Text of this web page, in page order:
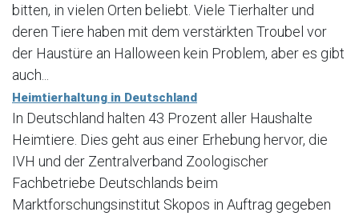
bitten, in vielen Orten beliebt. Viele Tierhalter und
deren Tiere haben mit dem verstärkten Troubel vor
der Haustüre an Halloween kein Problem, aber es gibt
auch...
Heimtierhaltung in Deutschland
In Deutschland halten 43 Prozent aller Haushalte
Heimtiere. Dies geht aus einer Erhebung hervor, die
IVH und der Zentralverband Zoologischer
Fachbetriebe Deutschlands beim
Marktforschungsinstitut Skopos in Auftrag gegeben